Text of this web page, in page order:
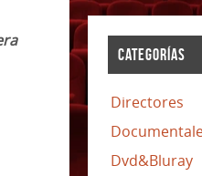
CATEGORÍAS
Directores
Dvd&Bluray